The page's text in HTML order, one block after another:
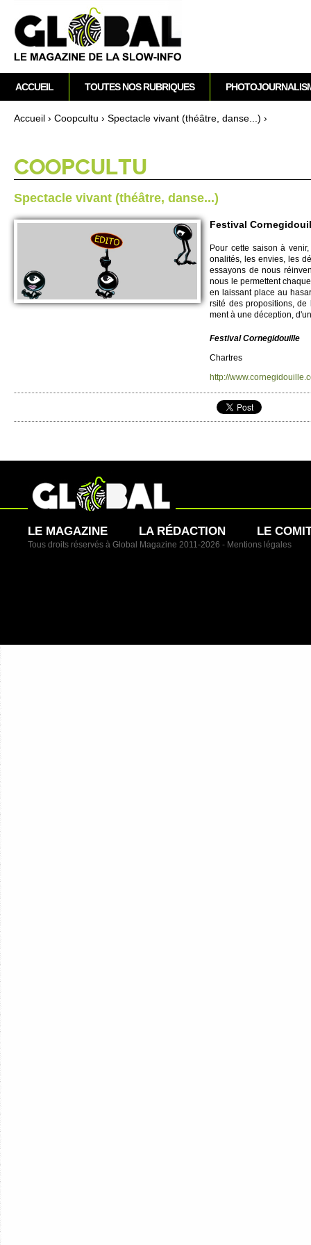
Accueil › Co­opcultu › Spe­ctacle vi­vant (théâtre, danse...) ›
CO­OPCULTU
Spe­ctacle vi­vant (théâtre, danse...)
Festival
Pour cette saison à
onalités, les envies, les
essayons de nous
nous le permettent
en laissant place au
rsité des pro­po­si­ti­ons,
ment à une déce­ption,
Festi­val Cornegidoui­lle
Chartres
http://​
M
e
n
r
i
n
i
ACCUEIL TOUTES NOS RUBRIQUES
LE MAGAZINE LA RÉDACTION LE
Tous droits réservés à Global Magazine 2011-2026 - Mentions légales